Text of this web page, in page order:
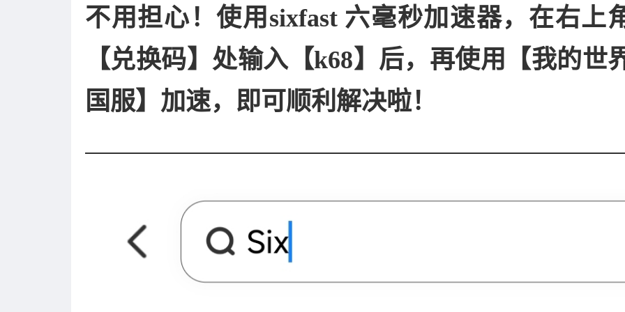
不用担心！使用sixfast 六毫秒加速器，在右上
【兑换码】处输入【k68】后，再使用【我的世
国服】加速，即可顺利解决啦！